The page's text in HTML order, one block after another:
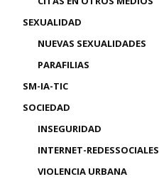
SEXUALIDAD
NUEVAS SEXUALIDADES
PARAFILIAS
SM-IA-TIC
SOCIEDAD
INSEGURIDAD
INTERNET-REDESSOCIALES
VIOLENCIA URBANA